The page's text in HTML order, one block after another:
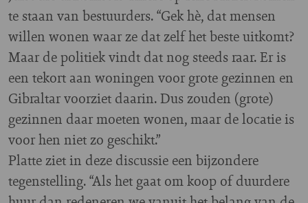
te staan van bestuurders. “Gek hè, dat mensen
willen wonen waar ze dat zelf het beste uitkomt?
Maar de politiek vindt dat nog steeds raar. Er is
een tekort aan woningen voor grote gezinnen en
Gibraltar voorziet daarin. Dus zouden (grote)
gezinnen daar moeten wonen, maar de locatie is
voor hen niet zo geschikt.”
Platte ziet in deze discussie een bijzondere
tegenstelling. “Als het gaat om koop of duurdere